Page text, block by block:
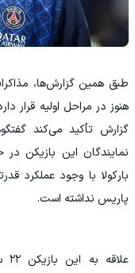
طبق همین گزارش‌ها،
هنوز در مراحل اولیه قرار
گزارش تأکید می‌کند
نمایندگان این بازیکن
بارکولا با وجود عملکرد
پاریس نداشته است.
علاقه به این بازیکن ۲۲ ساله در سرتاسر اروپا گسترده است؛